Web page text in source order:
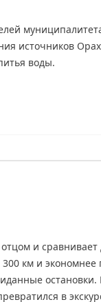
источников
воды.
и
км и экономнее
остановки.
в